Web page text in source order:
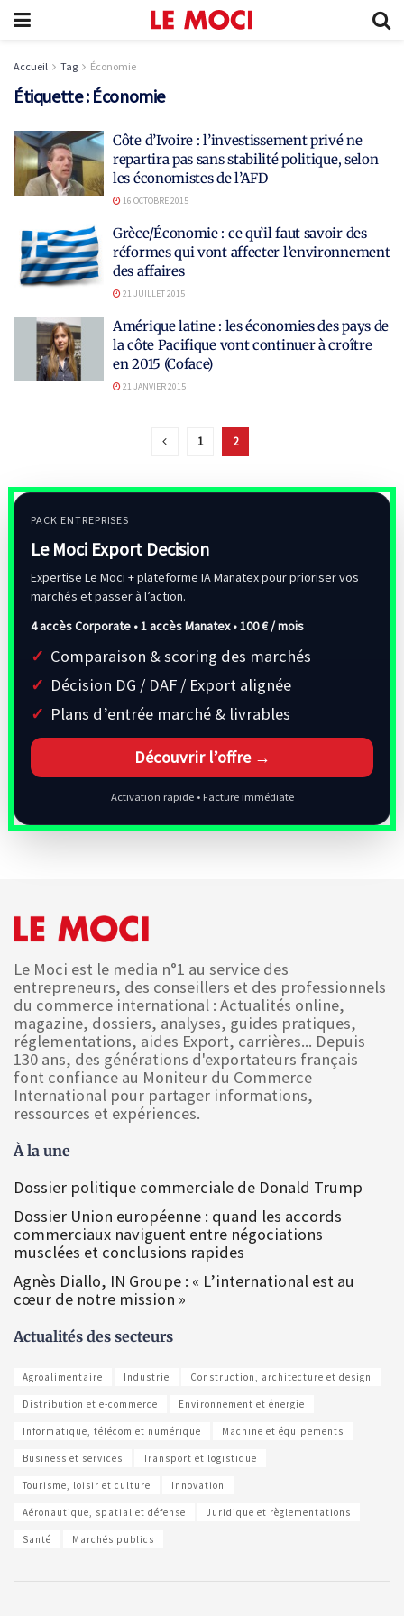
Accueil Tag Économie
Étiquette : Économie
Côte d’Ivoire : l’investissement privé ne
repartira pas sans stabilité politique, selon
les économistes de l’AFD
16 OCTOBRE 2015
Grèce/Économie : ce qu’il faut savoir des
réformes qui vont affecter l’environnement
des affaires
21 JUILLET 2015
Amérique latine : les économies des pays de
la côte Pacifique vont continuer à croître
en 2015 (Coface)
21 JANVIER 2015
1 2
PACK ENTREPRISES
Le Moci Export Decision
Expertise Le Moci + plateforme IA Manatex pour prioriser vos
marchés et passer à l’action.
4 accès Corporate • 1 accès Manatex •100 € / mois
Comparaison & scoring des marchés
Décision DG / DAF / Export alignée
Plans d’entrée marché & livrables
Découvrir l’offre →
Activation rapide • Facture immédiate
Le Moci est le media n°1 au service des
entrepreneurs, des conseillers et des professionnels
du commerce international : Actualités online,
magazine, dossiers, analyses, guides pratiques,
réglementations, aides Export, carrières... Depuis
130 ans, des générations d'exportateurs français
font confiance au Moniteur du Commerce
International pour partager informations,
ressources et expériences.
À la une
Dossier politique commerciale de Donald Trump
Dossier Union européenne : quand les accords
commerciaux naviguent entre négociations
musclées et conclusions rapides
Agnès Diallo, IN Groupe : « L’international est au
cœur de notre mission »
Actualités des secteurs
Agroalimentaire Industrie Construction, architecture et design
Distribution et e-commerce Environnement et énergie
Informatique, télécom et numérique Machine et équipements
Business et services Transport et logistique
Tourisme, loisir et culture Innovation
Aéronautique, spatial et défense Juridique et règlementations
Santé Marchés publics